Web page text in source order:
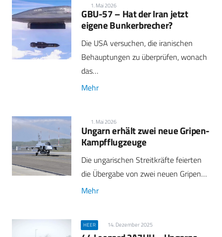
1. Mai 2026
GBU-57 – Hat der Iran jetzt
eigene Bunkerbrecher?
Die USA versuchen, die iranischen
Behauptungen zu überprüfen, wonach
das…
Mehr
1. Mai 2026
Ungarn erhält zwei neue Gripen-
Kampfflugzeuge
Die ungarischen Streitkräfte feierten
die Übergabe von zwei neuen Gripen…
Mehr
HEER 14. Dezember 2025